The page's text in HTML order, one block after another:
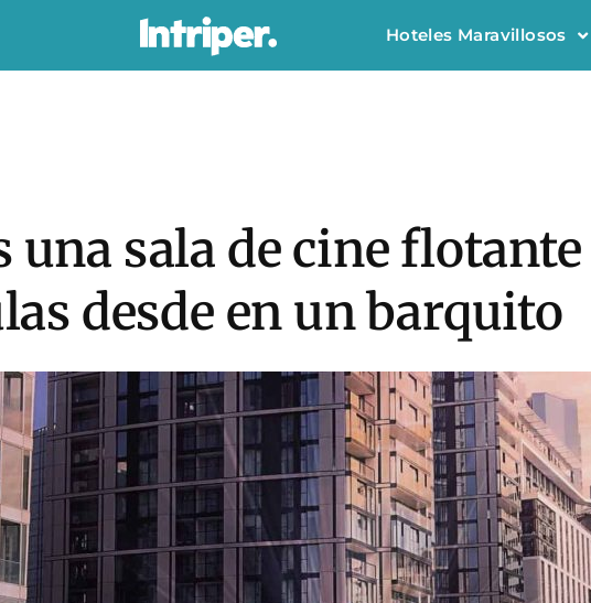
Hoteles Maravillosos
una sala de cine
desde en un barquito